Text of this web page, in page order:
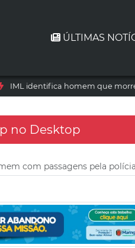
ÚLTIMAS
IML identifica homem que
no Desktop
com passagens pela